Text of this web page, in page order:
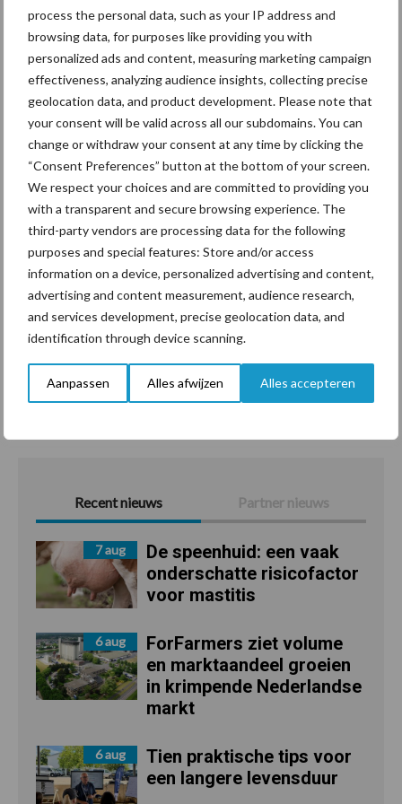
process the personal data, such as your IP address and
browsing data, for purposes like providing you with
personalized ads and content, measuring marketing campaign
effectiveness, analyzing audience insights, collecting precise
geolocation data, and product development. Please note that
your consent will be valid across all our subdomains. You can
change or withdraw your consent at any time by clicking the
“Consent Preferences” button at the bottom of your screen.
We respect your choices and are committed to providing you
with a transparent and secure browsing experience. The
third-party vendors are processing data for the following
purposes and special features: Store and/or access
information on a device, personalized advertising and content,
advertising and content measurement, audience research,
and services development, precise geolocation data, and
identification through device scanning.
Aanpassen Alles afwijzen Alles accepteren
24 jan
Franse boeren niet mals
voor milieupolitie
28 feb
Boerenprotesten in Europa
onder de loep
12 feb
Noord-Hollandse boeren en
tuinders vandaag naar
provinciehuis Haarlem
Toon meer
Recent nieuws Partner nieuws
7 aug
De speenhuid: een vaak
onderschatte risicofactor
voor mastitis
6 aug
ForFarmers ziet volume
en marktaandeel groeien
in krimpende Nederlandse
markt
6 aug
Tien praktische tips voor
een langere levensduur